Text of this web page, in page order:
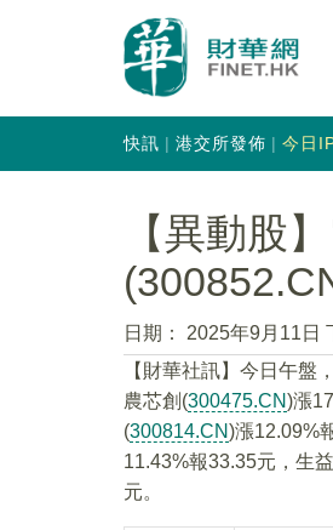
快訊 港交所發佈 今日
【異動股
日期：
2025年9月11日
【財華社訊】今日午盤
農芯創(300475.CN)漲
(300814.CN)漲12.09%
11.43%報33.35元，生
元。